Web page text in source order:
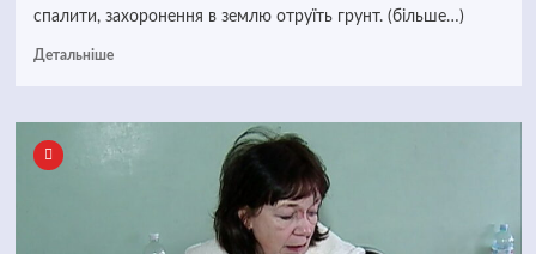
спалити, захоронення в землю отруїть грунт. (більше…)
Детальніше